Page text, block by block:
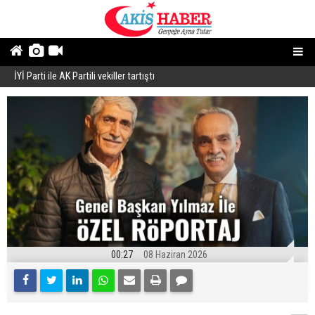
İYİ Parti ile AK Partili vekiller tartıştı
00:27 08 Haziran 2026